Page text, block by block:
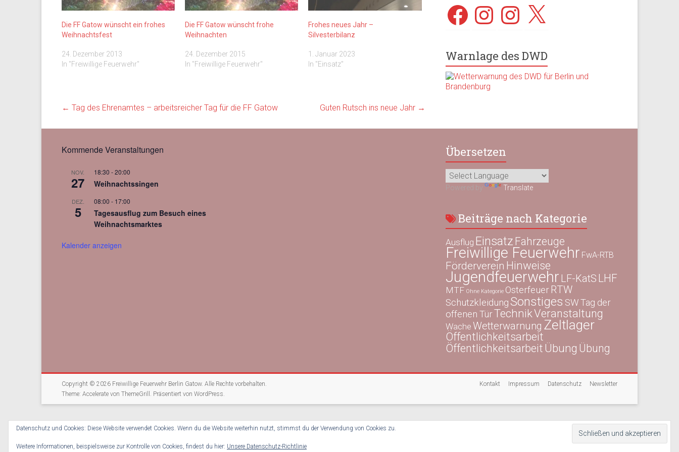
Die FF Gatow wünscht ein frohes
Weihnachtsfest
24. Dezember 2013
In "Freiwillige Feuerwehr"
Die FF Gatow wünscht frohe
Weihnachten
24. Dezember 2015
In "Freiwillige Feuerwehr"
Frohes neues Jahr –
Silvesterbilanz
1. Januar 2023
In "Einsatz"
← Tag des Ehrenamtes – arbeitsreicher Tag für die FF Gatow Guten Rutsch ins neue Jahr →
FacebookInstagramInstagram
X
Warnlage des DWD
Kommende Veranstaltungen
NOV.
27
18:30 -20:00
Weihnachtssingen
DEZ.
5
08:00 - 17:00
Tagesausflug zum Besuch eines
Weihnachtsmarktes
Kalender anzeigen
Übersetzen
Powered by Translate
Beiträge nach Kategorie
Ausflug Einsatz Fahrzeuge
Freiwillige Feuerwehr FwA-RTB
Förderverein Hinweise
Jugendfeuerwehr LF-KatS LHF
MTF Ohne Kategorie Osterfeuer RTW
SchutzkleidungSonstiges SWTag der
offenen TürTechnikVeranstaltung
Wache Wetterwarnung Zeltlager
Öffentlichkeitsarbeit
Öffentlichkeitsarbeit Übung Übung
Copyright © 2026 Freiwillige Feuerwehr Berlin Gatow. Alle Rechte vorbehalten.
Theme: Accelerate von ThemeGrill. Präsentiert von WordPress.
Kontakt Impressum Datenschutz Newsletter
Datenschutz und Cookies: Diese Website verwendet Cookies. Wenn du die Website weiterhin nutzt, stimmst du der Verwendung von Cookies zu.
Weitere Informationen, beispielsweise zur Kontrolle von Cookies, findest du hier: Unsere Datenschutz-Richtlinie